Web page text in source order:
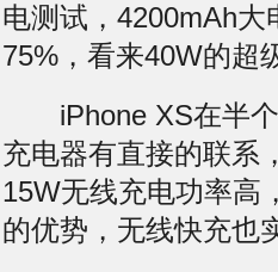
电测试，4200mAh
75%，看来40W的超
iPhone XS在半个
充电器有直接的联系
15W无线充电功率高
的优势，无线快充也